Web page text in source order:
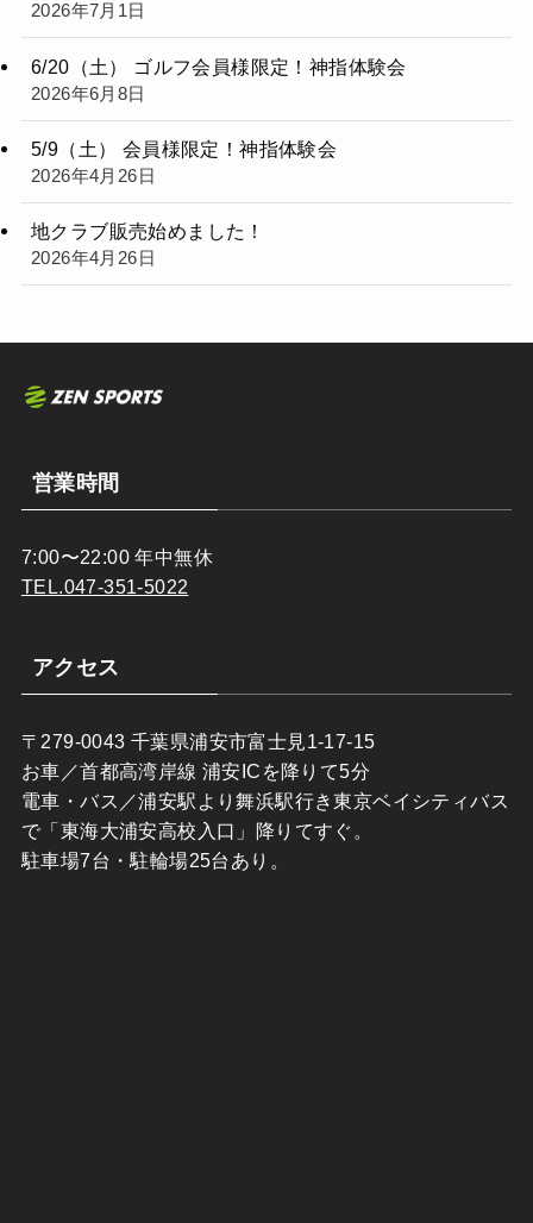
2026年7月1日
6/20（土） ゴルフ会員様限定！神指体験会
2026年6月8日
5/9（土） 会員様限定！神指体験会
2026年4月26日
地クラブ販売始めました！
2026年4月26日
営業時間
7:00〜22:00 年中無休
TEL.047-351-5022
アクセス
〒279-0043 千葉県浦安市富士見1-17-15
お車／首都高湾岸線 浦安ICを降りて5分
電車・バス／浦安駅より舞浜駅行き東京ベイシティバス
で「東海大浦安高校入口」降りてすぐ。
駐車場7台・駐輪場25台あり。